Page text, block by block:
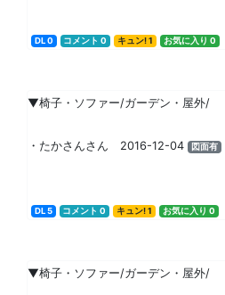
DL 0 コメント 0 キュン! 1 お気に入り 0
▼椅子・ソファー/ガーデン・屋外/
・たかさんさん 2016-12-04 図面有
DL 5 コメント 0 キュン! 1 お気に入り 0
▼椅子・ソファー/ガーデン・屋外/